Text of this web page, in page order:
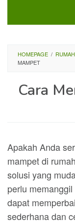
HOMEPAGE /
MAMPET
Cara
Apakah Anda
mampet di
solusi yang
perlu
dapat
sederhana dan